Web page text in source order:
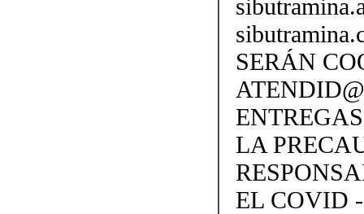
SERÁN
LA
EL COVID